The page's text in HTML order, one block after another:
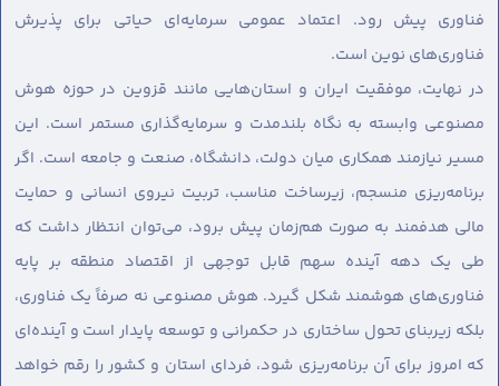
فناوری پیش رود. اعتماد عمومی سرمایه‌ای حیاتی برای پذیرش
فناوری‌های نوین است.
در نهایت، موفقیت ایران و استان‌هایی مانند قزوین در حوزه هوش
مصنوعی وابسته به نگاه بلندمدت و سرمایه‌گذاری مستمر است. این
مسیر نیازمند همکاری میان دولت، دانشگاه، صنعت و جامعه است. اگر
برنامه‌ریزی منسجم، زیرساخت مناسب، تربیت نیروی انسانی و حمایت
مالی هدفمند به صورت هم‌زمان پیش برود، می‌توان انتظار داشت که
طی یک دهه آینده سهم قابل توجهی از اقتصاد منطقه بر پایه
فناوری‌های هوشمند شکل گیرد. هوش مصنوعی نه صرفاً یک فناوری،
بلکه زیربنای تحول ساختاری در حکمرانی و توسعه پایدار است و آینده‌ای
که امروز برای آن برنامه‌ریزی شود، فردای استان و کشور را رقم خواهد